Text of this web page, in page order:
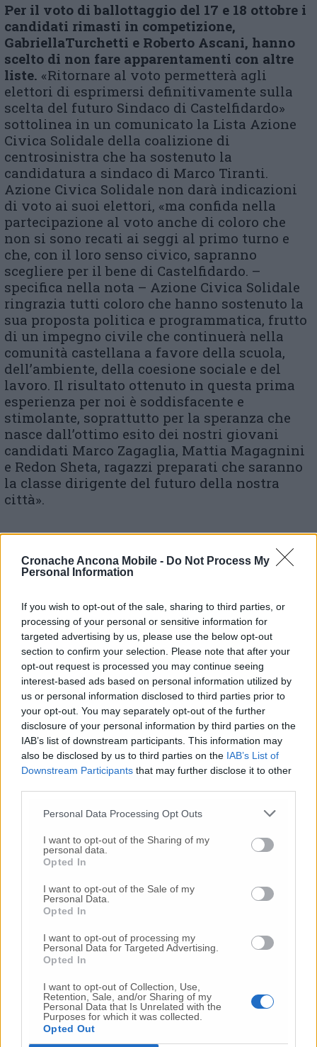
Cronache Ancona Mobile - Do Not Process My
Personal Information
If you wish to opt-out of the sale, sharing to third parties, or
processing of your personal or sensitive information for
targeted advertising by us, please use the below opt-out
section to confirm your selection. Please note that after your
opt-out request is processed you may continue seeing
interest-based ads based on personal information utilized by
us or personal information disclosed to third parties prior to
your opt-out. You may separately opt-out of the further
disclosure of your personal information by third parties on the
IAB’s list of downstream participants. This information may
also be disclosed by us to third parties on the IAB’s List of
Downstream Participants that may further disclose it to other
Personal Data Processing Opt Outs
I want to opt-out of the Sharing of my
personal data.
Opted In
I want to opt-out of the Sale of my
Personal Data.
Opted In
I want to opt-out of processing my
Personal Data for Targeted Advertising.
Opted In
I want to opt-out of Collection, Use,
Retention, Sale, and/or Sharing of my
Personal Data that Is Unrelated with the
Purposes for which it was collected.
Opted Out
Per il voto di ballottaggio del 17 e 18 ottobre i
candidati rimasti in competizione,
GabriellaTurchetti e Roberto Ascani, hanno
scelto di non fare apparentamenti con altre
liste. «Ritornare al voto permetterà agli
elettori di esprimersi definitivamente sulla
scelta del futuro Sindaco di Castelfidardo»
sottolinea in un comunicato la Lista Azione
Civica Solidale della coalizione di
centrosinistra che ha sostenuto la
candidatura a sindaco di Marco Tiranti.
Azione Civica Solidale non darà indicazioni
di voto ai suoi elettori, «ma confida nella
partecipazione al voto anche di coloro che
non si sono recati ai seggi al primo turno e
che, con il loro senso civico, sapranno
scegliere per il bene di Castelfidardo. –
specifica nella nota – Azione Civica Solidale
ringrazia tutti coloro che hanno sostenuto la
sua proposta politica e programmatica, frutto
di un impegno civile che continuerà nella
comunità castellana a favore della scuola,
dell’ambiente, della coesione sociale e del
lavoro. Il risultato ottenuto in questa prima
esperienza per noi è soddisfacente e
stimolante, soprattutto per la speranza che
nasce dall’ottimo esito dei nostri giovani
candidati Marco Zagaglia, Mattia Magagnini
e Redon Sheta, ragazzi preparati che saranno
la classe dirigente del futuro della nostra
città».
© RIPRODUZIONE RISERVATA
Commenti
Nessun commento presente
Commenta
Commenta l'articolo
Gli articoli più letti
24 Lug-Bimbi costretti a colpirsi da soli
-Luigia Fortunato,l’ennesimo femminicidio:
prima la lite, poi la furia col coltello
-Femminicidio a Loreto.Donna uccisa a
coltellate.Fermato il compagno: “L’ho ammazzata”
(Foto-Video)
-Scontro tra auto e moto a Numana: